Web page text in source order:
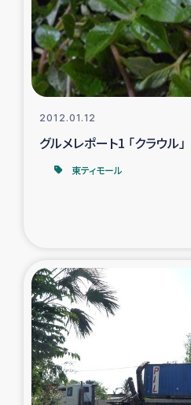
ジェク
復興支
民際教
女性グループ
国内避難民への物資
タイ国境ミャンマ
漁民によるマング
2012.01.12
グルメレポート1 「クラウル」
東ティモール